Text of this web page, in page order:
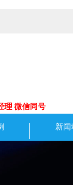
理 微信同号
新闻